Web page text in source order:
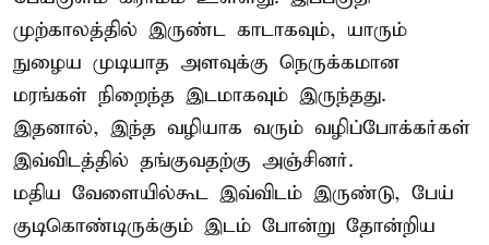
முற்காலத்தில் இருண்ட காடாகவும், யாரும்
நுழைய முடியாத அளவுக்கு நெருக்கமான
மரங்கள் நிறைந்த இடமாகவும் இருந்தது.
இதனால், இந்த வழியாக வரும் வழிப்போக்கர்கள்
இவ்விடத்தில் தங்குவதற்கு அஞ்சினர்.
மதிய வேளையில்கூட இவ்விடம் இருண்டு, பேய்
குடிகொண்டிருக்கும் இடம் போன்று தோன்றிய